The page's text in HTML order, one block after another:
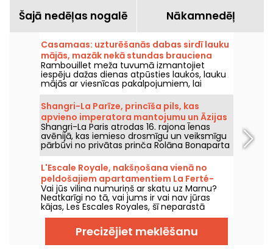
Šajā nedēļas nogalē Nākamnedēļ
Casamaas: uzturēšanās dabas sirdī lauku
mājās, mazāk nekā stundas brauciena
attālumā no Parīzes
Rambouillet meža tuvumā izmantojiet
iespēju dažas dienas atpūsties laukos, lauku
mājās ar viesnīcas pakalpojumiem, lai
tuvotos dabai un izbaudītu miera brīžus kopā
ar saviem mīļajiem.
Shangri-La Parīze, princīša pils, kas
apvieno imperatora mantojumu un Āzijas
greznību, atrodas d'Iéna Avenue.
Shangri-La Paris atrodas 16. rajona Īenas
avēnijā, kas iemieso drosmīgu un veiksmīgu
pārbūvi no privātas prinča Rolāna Bonaparta
pils par viesnīcu, kas iekļauta vēstures
pieminekļu sarakstā, un izcilu pili.
L'Escale Royale, nakšņošana vienā no
peldošajiem apartamentiem La Ferté-
sous-Jouarre (77)
Vai jūs vilina numuriņš ar skatu uz Marnu?
Neatkarīgi no tā, vai jums ir vai nav jūras
kājas, Les Escales Royales, šī neparastā
naktsmītne uz ūdens, piedāvā iespēju
pavadīt nakti (vai vairāk, ja vēlaties) kādā no
peldošajiem apartamentiem netālu no La
Ferté-sous-Jouarre.
Precizējiet meklēšanu